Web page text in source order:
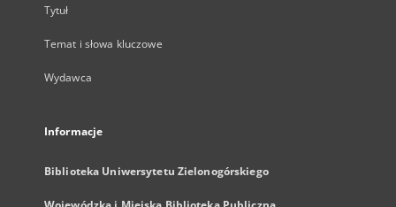
Tytuł
Temat i słowa kluczowe
Wydawca
Informacje
Biblioteka Uniwersytetu Zielonogórskiego